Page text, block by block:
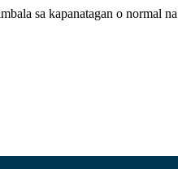
sa kapanatagan o normal